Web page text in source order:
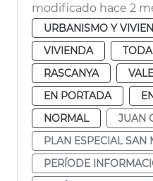
modificado hace 2
URBANISMO Y
VIVIENDA
RASCANYA
EN PORTADA
NORMAL
JUAN
PLAN ESPECIAL SAN
PERÍODE